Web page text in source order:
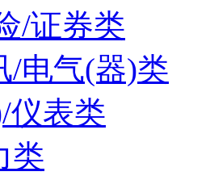
/证券类
/电气(器)类
仪表类
类